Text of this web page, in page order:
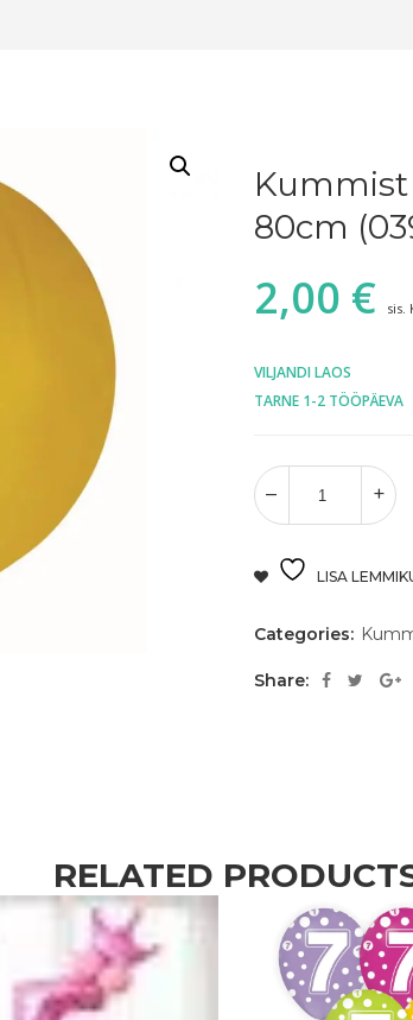
80cm
2,00 € sis.
VILJANDI LAOS
TARNE 1-2 TÖÖPÄEVA
LISA
Categories:
Share:
RELATED